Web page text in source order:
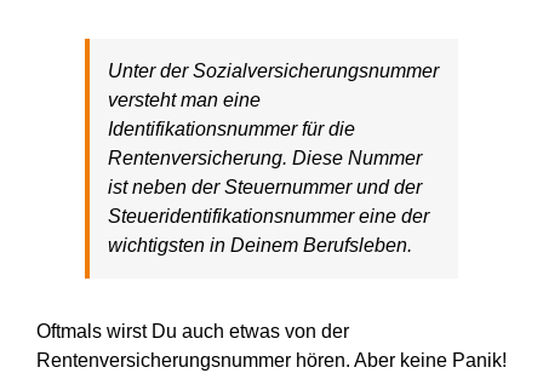
Unter der Sozialversicherungsnummer
versteht man eine
Identifikationsnummer für die
Rentenversicherung. Diese Nummer
ist neben der Steuernummer und der
Steueridentifikationsnummer eine der
wichtigsten in Deinem Berufsleben.
Oftmals wirst Du auch etwas von der
Rentenversicherungsnummer hören. Aber keine Panik!